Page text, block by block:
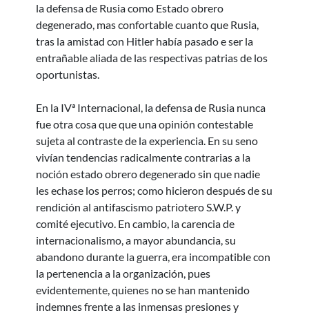
la defensa de Rusia como Estado obrero
degenerado, mas confortable cuanto que Rusia,
tras la amistad con Hitler había pasado e ser la
entrañable aliada de las respectivas patrias de los
oportunistas.
En la IVª Internacional, la defensa de Rusia nunca
fue otra cosa que que una opinión contestable
sujeta al contraste de la experiencia. En su seno
vivían tendencias radicalmente contrarias a la
noción estado obrero degenerado sin que nadie
les echase los perros; como hicieron después de su
rendición al antifascismo patriotero S.W.P. y
comité ejecutivo. En cambio, la carencia de
internacionalismo, a mayor abundancia, su
abandono durante la guerra, era incompatible con
la pertenencia a la organización, pues
evidentemente, quienes no se han mantenido
indemnes frente a las inmensas presiones y